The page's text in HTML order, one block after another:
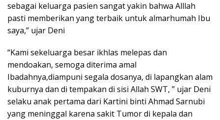
sebagai keluarga pasien sangat yakin bahwa Alllah
pasti memberikan yang terbaik untuk almarhumah Ibu
saya,” ujar Deni
“Kami sekeluarga besar ikhlas melepas dan
mendoakan, semoga diterima amal
Ibadahnya,diampuni segala dosanya, di lapangkan alam
kuburnya dan di tempakan di sisi Allah SWT, ” ujar Deni
selaku anak pertama dari Kartini binti Ahmad Sarnubi
yang meninggal karena sakit Tumor di kepala dan